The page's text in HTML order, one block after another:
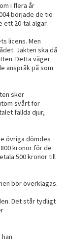
i flera år
började de tio
ett 20-tal älgar.
licens. Men
Jakten ska då
Detta väger
anspråk på som
sker
svårt för
fällda djur,
övriga dömdes
kronor för de
500 kronor till
bör överklagas.
Det står tydligt